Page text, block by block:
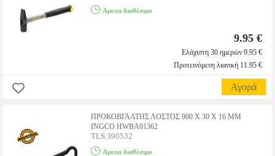
Αμεσα διαθέσιμο
9.95 €
Ελάχιστη 30 ημερών 9.95 €
Προτεινόμενη λιανική 11.95 €
Αγορά
ΠΡΟΚΟΒΓΑΛΤΗΣ ΛΟΣΤΟΣ 900 X 30 X 16 MM
INGCO HWBA01362
TLS.390532
Αμεσα διαθέσιμο